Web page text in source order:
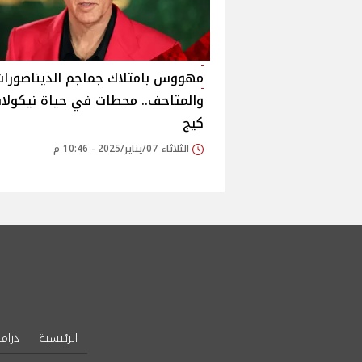
مهووس بامتلاك جماجم
والمتاحف.. محطات في حياة
كيج
الثلاثاء 07/يناير/2025 - 10:46 م
الرئيسية دراما